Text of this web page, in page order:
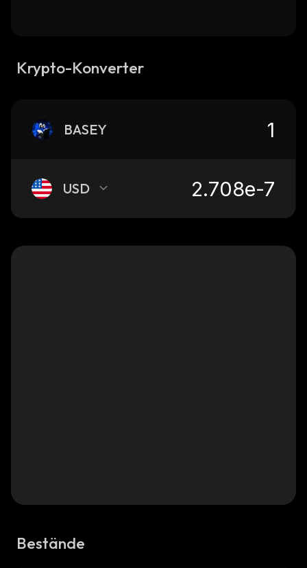
Krypto-Konverter
BASEY
USD
Bestände